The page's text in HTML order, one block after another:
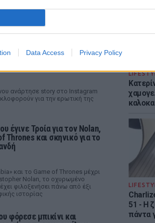
Data Access Privacy Policy
51 - H
πάντα
«Διασταυρώστε
εκτοξεύσετε τη βλακεία
ανάρτησε story στο Instagram
για την ερωτική της
έγινε Τροία για τον Nolan,
Thrones και σκηνικό για το
και το Game of Thrones μέχρι
Nolan, το οχυρωμένο
φιλοξενήσει πάνω από έξι
ιστορίας
φόρεσε μπικίνι και